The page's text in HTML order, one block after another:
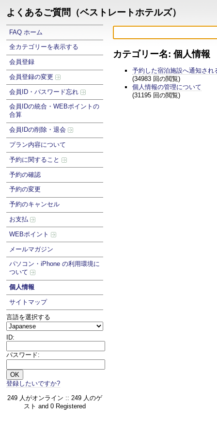
よくあるご質問（ベストレートホテルズ）
FAQ ホーム
全カテゴリーを表示する
会員登録
会員登録の変更
会員ID・パスワード忘れ
会員IDの統合・WEBポイントの
合算
会員IDの削除・退会
プラン内容について
予約に関すること
予約の確認
予約の変更
予約のキャンセル
お支払
WEBポイント
メールマガジン
パソコン・iPhone の利用環境に
ついて
個人情報
サイトマップ
言語を選択する
ID:
パスワード:
登録したいですか?
249 人がオンライン :: 249 人のゲ
スト and 0 Registered
カテゴリー名: 個人情報
予約した宿泊施設へ通知され
(34983 回の閲覧)
個人情報の管理について
(31195 回の閲覧)